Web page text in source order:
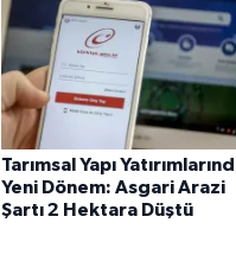
Tarımsal Yapı
Yeni Dönem: Asgari Arazi
Şartı 2 Hektara Düştü